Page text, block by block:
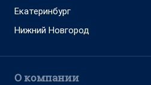
Екатеринбург
Нижний Новгород
О компании